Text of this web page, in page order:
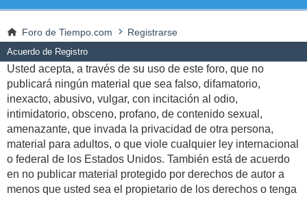
Foro de Tiempo.com Registrarse
Acuerdo de Registro
Usted acepta, a través de su uso de este foro, que no
publicará ningún material que sea falso, difamatorio,
inexacto, abusivo, vulgar, con incitación al odio,
intimidatorio, obsceno, profano, de contenido sexual,
amenazante, que invada la privacidad de otra persona,
material para adultos, o que viole cualquier ley internacional
o federal de los Estados Unidos. También está de acuerdo
en no publicar material protegido por derechos de autor a
menos que usted sea el propietario de los derechos o tenga